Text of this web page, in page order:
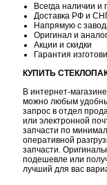
Всегда наличии и
Доставка РФ и
Напрямую с
Оригинал и
Акции и скидки
Гарантия
КУПИТЬ
В интернет-
можно любым
запрос в отдел
или электронной
запчасти по
оперативной
запчасти.
подешевле или
лучший для вас